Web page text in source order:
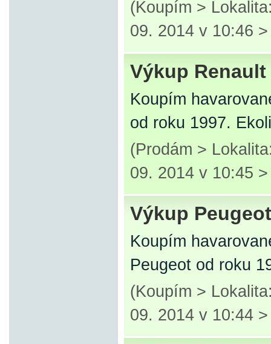
(Koupím >
09. 2014 v 10:46
Výkup Renault
Koupím
od roku 1997.
(Prodám >
09. 2014 v 10:45
Výkup Peugeot
Koupím
Peugeot od roku
(Koupím >
09. 2014 v 10:44